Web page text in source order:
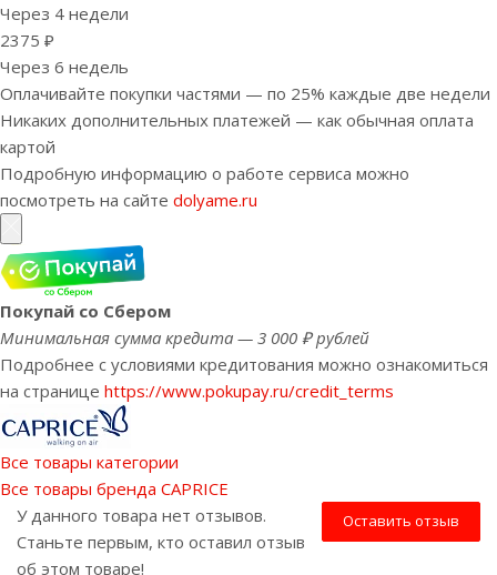
Через 4 недели
2375 ₽
Через 6 недель
Оплачивайте покупки частями — по 25% каждые две недели
Никаких дополнительных платежей — как обычная оплата
картой
Подробную информацию о работе сервиса можно
посмотреть на сайте dolyame.ru
Покупай со Сбером
Минимальная сумма кредита — 3 000 ₽ рублей
Подробнее с условиями кредитования можно ознакомиться
на странице https://www.pokupay.ru/credit_terms
Все товары категории
Все товары бренда CAPRICE
Оставить отзыв
У данного товара нет отзывов.
Станьте первым, кто оставил отзыв
об этом товаре!